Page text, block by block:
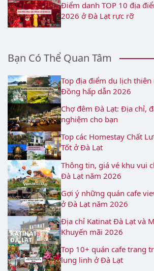
Điểm danh TOP 10 địa
2026 ở Đà Lạt rực rỡ
Bạn Có Thể Quan Tâm
Top địa điểm du lịch thiên
Đồng hấp dẫn 2026
Chợ đêm Đà Lạt: Địa chỉ,
nghiệm cho bạn
Top các Homestay Chất
Tốt ở Đà Lạt
Thông tin, giá vé khu vui
Đà Lạt năm 2026
Gợi ý những quán cafe
ở Đà Lạt năm 2026
Địa chỉ Katinat Đà Lạt và
Khuyến mãi 2026
Top 10+ quán cafe trang
lung linh ở Đà Lạt